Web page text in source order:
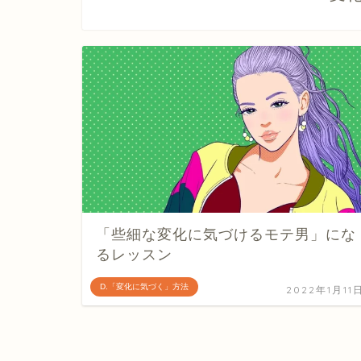
D.「変化に気づく」方法
「些細な変化に気づけるモテ男」にな
るレッスン
2022年1月11